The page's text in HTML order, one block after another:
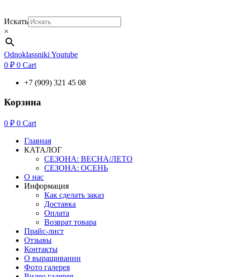
Искать
×
Odnoklassniki Youtube
0 ₽ 0 Cart
+7 (909) 321 45 08
Корзина
0 ₽ 0 Cart
Главная
КАТАЛОГ
СЕЗОНА: ВЕСНА/ЛЕТО
СЕЗОНА: ОСЕНЬ
О нас
Информация
Как сделать заказ
Доставка
Оплата
Возврат товара
Прайс-лист
Отзывы
Контакты
О выращивании
Фото галерея